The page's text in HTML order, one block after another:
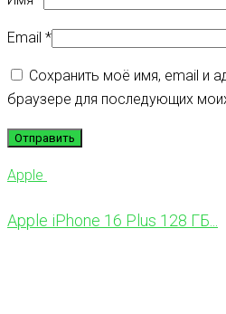
Email *
Сохранить моё имя, email и
браузере для последующих
Apple
Apple iPhone 16 Plus 128 ГБ...